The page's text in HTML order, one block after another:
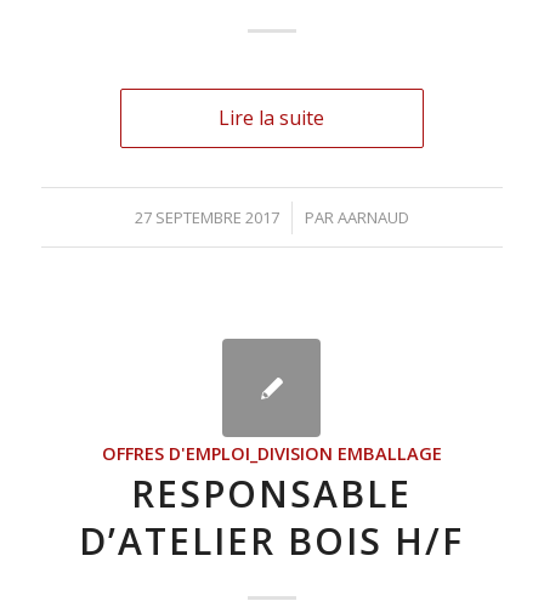
Lire la suite
27 SEPTEMBRE 2017
/ PARAARNAUD
OFFRES D'EMPLOI_DIVISION EMBALLAGE
RESPONSABLE
D’ATELIER BOIS H/F